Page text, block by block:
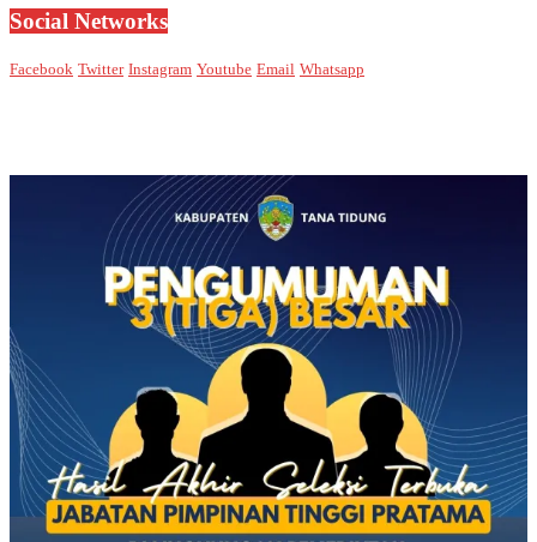
Social Networks
Facebook Twitter Instagram Youtube Email Whatsapp